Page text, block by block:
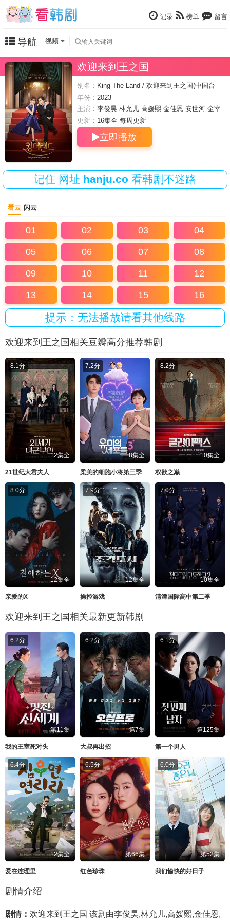
记录 榜单 留言
导航 视频
欢迎来到王之国
别名： King The Land / 欢迎来到王之国(中国台
湾)
年份： 2023
主演： 李俊昊 林允儿 高媛熙 金佳恩 安世河 金宰
元
更新： 16集全 每周更新
立即播放
记住 网址 hanju.co 看韩剧不迷路
看云 闪云
01 02 03 04
05 06 07 08
09 10 11 12
13 14 15 16
提示：无法播放请看其他线路
欢迎来到王之国相关豆瓣高分推荐韩剧
8.1分
12集全
21世纪大君夫人
7.2分
8集全
柔美的细胞小将第三季
8.2分
10集全
权欲之巅
8.0分
12集全
亲爱的X
7.9分
12集全
操控游戏
7.0分
10集全
清潭国际高中第二季
欢迎来到王之国相关最新更新韩剧
6.2分
第11集
我的王室死对头
6.2分
第7集
大叔再出招
6.1分
第125集
第一个男人
6.4分
12集全
爱在连理里
6.5分
第66集
红色珍珠
6.0分
第52集
我们愉快的好日子
剧情介绍
剧情： 欢迎来到王之国 该剧由李俊昊,林允儿,高媛熙,金佳恩,